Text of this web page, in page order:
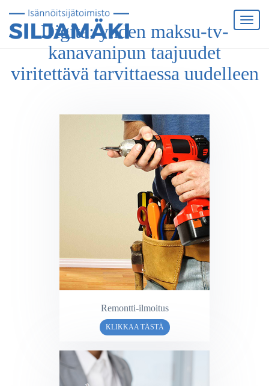
Digita: yhden maksu-tv-
kanavanipun taajuudet
viritettävä tarvittaessa uudelleen
Remontti-ilmoitus
KLIKKAA TÄSTÄ